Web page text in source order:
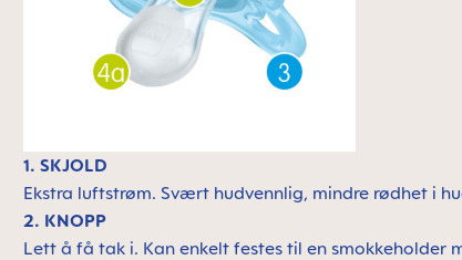
1. SKJOLD
Ekstra luftstrøm. Svært hudvennlig, mindre rødhet i
2. KNOPP
Lett å få tak i. Kan enkelt festes til en smokkeholder